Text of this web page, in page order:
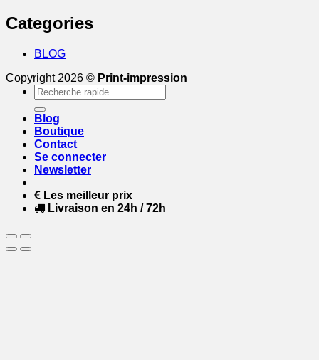
Categories
BLOG
Copyright 2026 © Print-impression
Recherche
pour :
Blog
Boutique
Contact
Se connecter
Newsletter
Les meilleur prix
Livraison en 24h / 72h